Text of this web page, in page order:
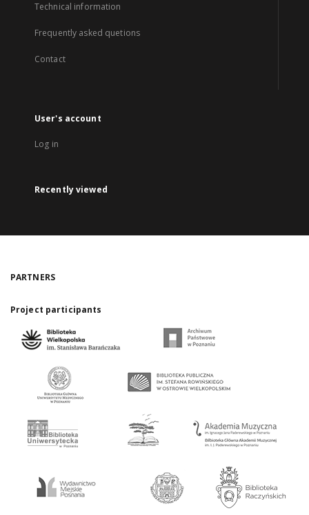
Technical information
Frequently asked quetions
Contact
User's account
Log in
Recently viewed
PARTNERS
Project participants